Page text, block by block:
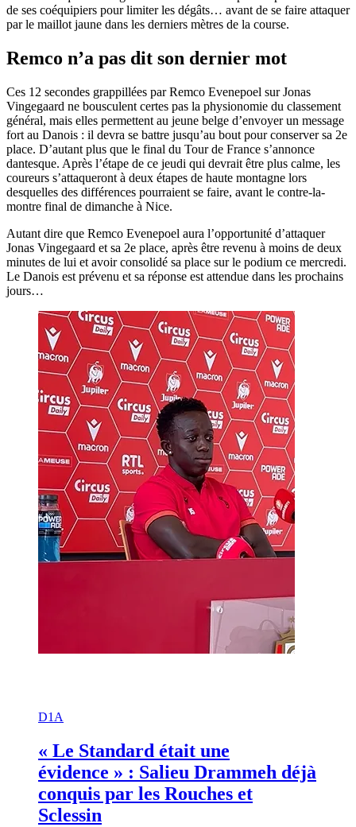
de ses coéquipiers pour limiter les dégâts… avant de se faire attaquer
par le maillot jaune dans les derniers mètres de la course.
Remco n’a pas dit son dernier mot
Ces 12 secondes grappillées par Remco Evenepoel sur Jonas
Vingegaard ne bousculent certes pas la physionomie du classement
général, mais elles permettent au jeune belge d’envoyer un message
fort au Danois : il devra se battre jusqu’au bout pour conserver sa 2e
place. D’autant plus que le final du Tour de France s’annonce
dantesque. Après l’étape de ce jeudi qui devrait être plus calme, les
coureurs s’attaqueront à deux étapes de haute montagne lors
desquelles des différences pourraient se faire, avant le contre-la-
montre final de dimanche à Nice.
Autant dire que Remco Evenepoel aura l’opportunité d’attaquer
Jonas Vingegaard et sa 2e place, après être revenu à moins de deux
minutes de lui et avoir consolidé sa place sur le podium ce mercredi.
Le Danois est prévenu et sa réponse est attendue dans les prochains
jours…
D1A
« Le Standard était une
évidence » : Salieu Drammeh déjà
conquis par les Rouches et
Sclessin